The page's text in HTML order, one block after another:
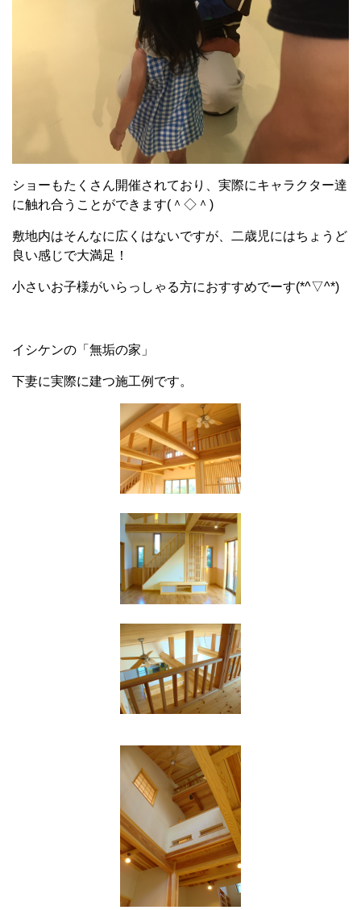
ショーもたくさん開催されており、実際にキャラクター達
に触れ合うことができます(＾◇＾)
敷地内はそんなに広くはないですが、二歳児にはちょうど
良い感じで大満足！
小さいお子様がいらっしゃる方におすすめでーす(*^▽^*)
イシケンの「無垢の家」
下妻に実際に建つ施工例です。